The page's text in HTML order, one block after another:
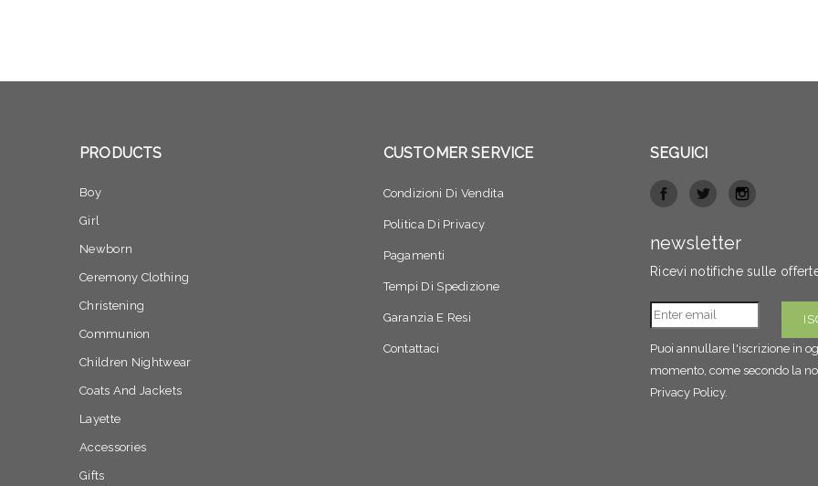
PRODUCTS
Boy
Girl
Newborn
Ceremony Clothing
Christening
Communion
Children Nightwear
Coats And Jackets
Layette
Accessories
Gifts
CUSTOMER SERVICE
Condizioni Di Vendita
Politica Di Privacy
Pagamenti
Tempi Di Spedizione
Garanzia E Resi
Contattaci
SEGUICI
newsletter
Ricevi notifiche sulle
Puoi annullare l'iscrizione in
momento, come secondo la
Privacy Policy.